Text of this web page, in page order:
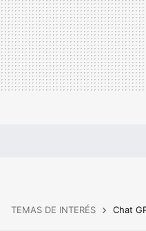
TEMAS DE INTERÉS Chat